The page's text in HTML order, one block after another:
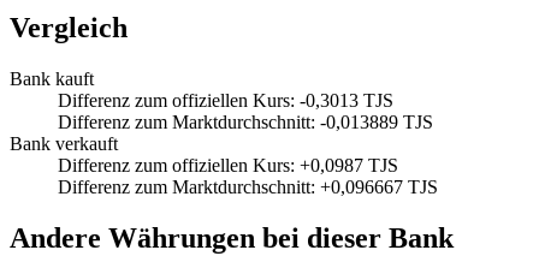
Vergleich
Bank kauft
Differenz zum offiziellen Kurs: -0,3013 TJS
Differenz zum Marktdurchschnitt: -0,013889 TJS
Bank verkauft
Differenz zum offiziellen Kurs: +0,0987 TJS
Differenz zum Marktdurchschnitt: +0,096667 TJS
Andere Währungen bei dieser Bank